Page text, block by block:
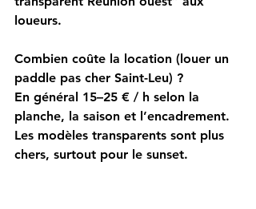
loueurs.
Combien coûte la location (louer un
paddle pas cher Saint-Leu) ?
En général 15–25 € / h selon la
planche, la saison et l’encadrement.
Les modèles transparents sont plus
chers, surtout pour le sunset.